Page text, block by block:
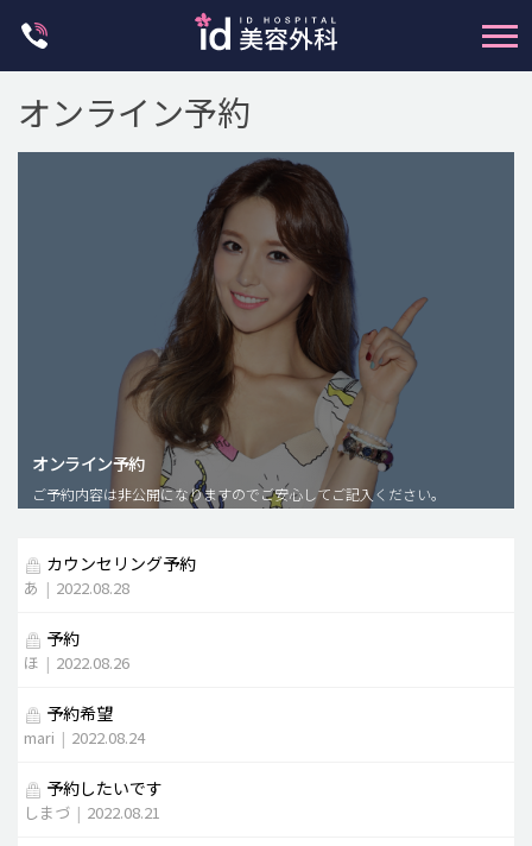
脂肪注入(アンチエイジング)
豊胸手術・バストアップ
脂肪吸引 (大容量)
idリアルストーリー
病院紹介
安全整形
料金一覧
オンライン予約
オンライン予約
ご予約内容は非公開になりますのでご安心してご記入ください。
カウンセリング予約
あ | 2022.08.28
予約
ほ | 2022.08.26
予約希望
mari | 2022.08.24
予約したいです
しまづ | 2022.08.21